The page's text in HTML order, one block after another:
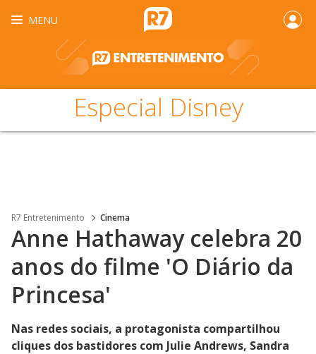
MENU
Especial Disney
R7 Entretenimento Cinema
Anne Hathaway celebra 20
anos do filme 'O Diário da
Princesa'
Nas redes sociais, a protagonista compartilhou
cliques dos bastidores com Julie Andrews, Sandra